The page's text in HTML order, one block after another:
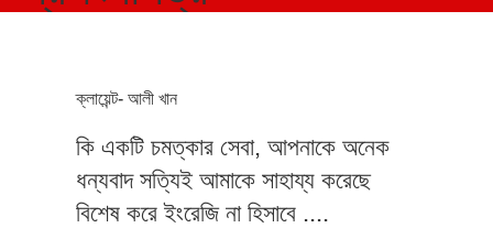
কি একটি চমত্কার সেবা, আপনাকে অনেক
ধন্যবাদ সত্যিই আমাকে সাহায্য করেছে
বিশেষ করে ইংরেজি না হিসাবে ....
ক্লায়েন্ট- আলী খান